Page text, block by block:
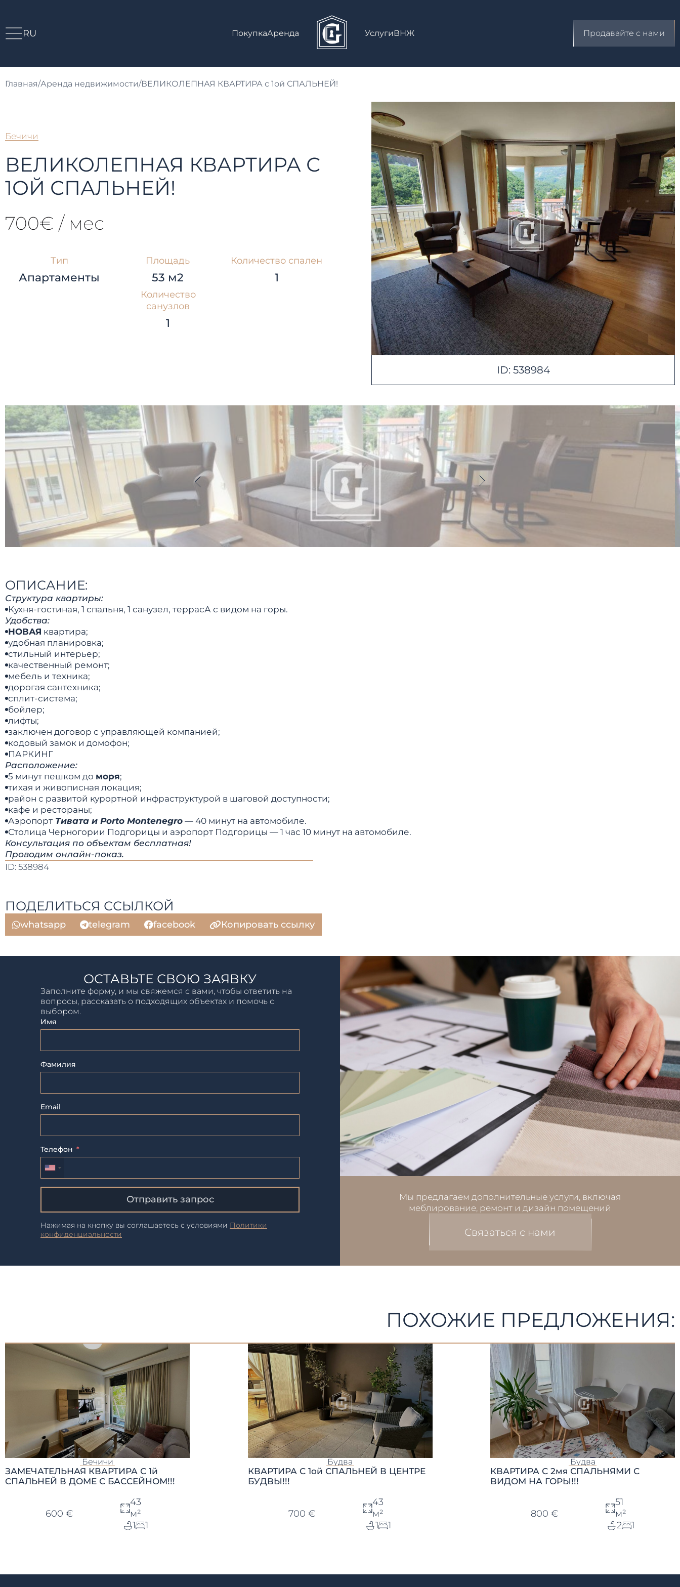
RU ПокупкаАренда УслугиВНЖ Продавайте с нами
Главная/Аренда недвижимости/ВЕЛИКОЛЕПНАЯ КВАРТИРА с 1ой СПАЛЬНЕЙ!
Бечичи
ВЕЛИКОЛЕПНАЯ КВАРТИРА С
1ОЙ СПАЛЬНЕЙ!
700€ / мес
Тип
Апартаменты
Площадь
53 м2
Количество спален
1
Количество
санузлов
1
ID: 538984
ОПИСАНИЕ:
Структура квартиры:
Кухня-гостиная, 1 спальня, 1 санузел, террасА с видом на горы.
Удобства:
НОВАЯ квартира;
удобная планировка;
стильный интерьер;
качественный ремонт;
мебель и техника;
дорогая сантехника;
сплит-система;
бойлер;
лифты;
заключен договор с управляющей компанией;
кодовый замок и домофон;
ПАРКИНГ
Расположение:
5 минут пешком до моря;
тихая и живописная локация;
район с развитой курортной инфраструктурой в шаговой доступности;
кафе и рестораны;
Аэропорт Тивата и Porto Montenegro — 40 минут на автомобиле.
Столица Черногории Подгорицы и аэропорт Подгорицы — 1 час 10 минут на автомобиле.​​​​​​​
Консультация по объектам бесплатная!
Проводим онлайн-показ.
ID: 538984
ПОДЕЛИТЬСЯ ССЫЛКОЙ
whatsapp telegram facebook Копировать ссылку
ОСТАВЬТЕ СВОЮ ЗАЯВКУ
Заполните форму, и мы свяжемся с вами, чтобы ответить на
вопросы, рассказать о подходящих объектах и помочь с
выбором.
Имя
Фамилия
Email
Телефон
Отправить запрос
Нажимая на кнопку вы соглашаетесь с условиями Политики
конфиденциальности
Мы предлагаем дополнительные услуги, включая
меблирование, ремонт и дизайн помещений
Связаться с нами
ПОХОЖИЕ ПРЕДЛОЖЕНИЯ:
Бечичи
ЗАМЕЧАТЕЛЬНАЯ КВАРТИРА С 1й
СПАЛЬНЕЙ В ДОМЕ С БАССЕЙНОМ!!!
600 €
43
м²
1
1
Будва
КВАРТИРА С 1ой СПАЛЬНЕЙ В ЦЕНТРЕ
БУДВЫ!!!
700 €
43
м²
1
1
Будва
КВАРТИРА С 2мя СПАЛЬНЯМИ С
ВИДОМ НА ГОРЫ!!!
800 €
51
м²
2
1